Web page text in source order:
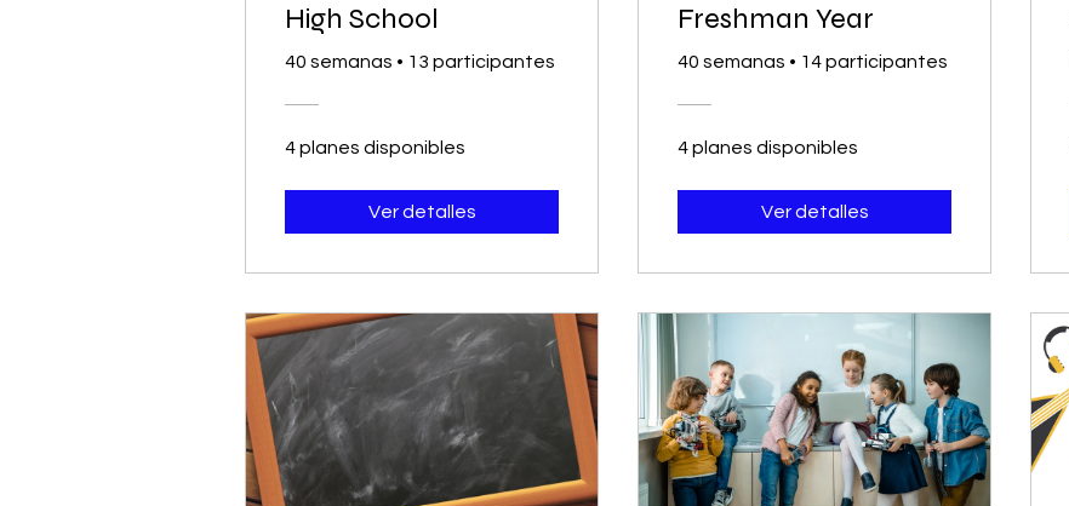
High School
40 semanas • 13 participantes
4 planes disponibles
Ver detalles
Freshman Year
40 semanas • 14 participantes
4 planes disponibles
Ver detalles